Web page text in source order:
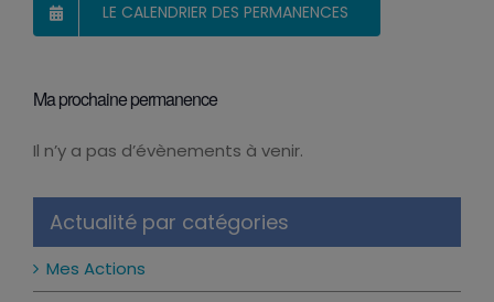
LE CALENDRIER DES PERMANENCES
Ma prochaine permanence
Notice
Il n’y a pas d’évènements à venir.
Actualité par catégories
Mes Actions